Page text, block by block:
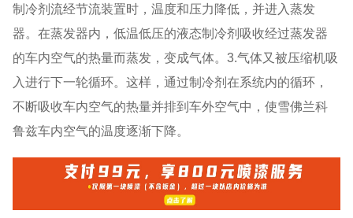
制冷剂流经节流装置时，温度和压力降低，并进入蒸发
器。在蒸发器内，低温低压的液态制冷剂吸收经过蒸发器
的车内空气的热量而蒸发，变成气体。3.气体又被压缩机吸
入进行下一轮循环。这样，通过制冷剂在系统内的循环，
不断吸收车内空气的热量并排到车外空气中，使雪佛兰科
鲁兹车内空气的温度逐渐下降。